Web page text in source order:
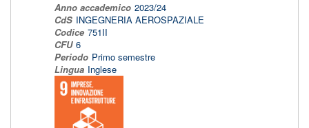
Anno accademico 2023/24
CdS INGEGNERIA AEROSPAZIALE
Codice 751II
CFU 6
Periodo Primo semestre
Lingua Inglese